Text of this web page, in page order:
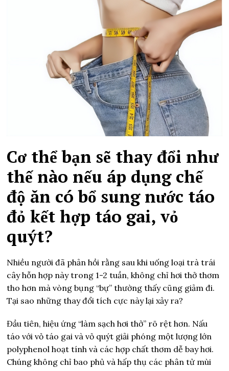
Cơ thể bạn sẽ thay đổi như
thế nào nếu áp dụng chế
độ ăn có bổ sung nước táo
đỏ kết hợp táo gai, vỏ
quýt?
Nhiều người đã phản hồi rằng sau khi uống loại trà trái
cây hỗn hợp này trong 1-2 tuần, không chỉ hơi thở thơm
tho hơn mà vòng bụng “bự” thường thấy cũng giảm đi.
Tại sao những thay đổi tích cực này lại xảy ra?
Đầu tiên, hiệu ứng “làm sạch hơi thở” rõ rệt hơn. Nấu
táo với vỏ táo gai và vỏ quýt giải phóng một lượng lớn
polyphenol hoạt tính và các hợp chất thơm dễ bay hơi.
Chúng không chỉ bao phủ và hấp thụ các phân tử mùi